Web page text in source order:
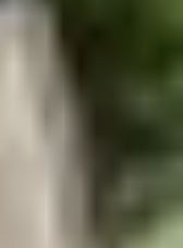
εμπορική
αεροσκάφος